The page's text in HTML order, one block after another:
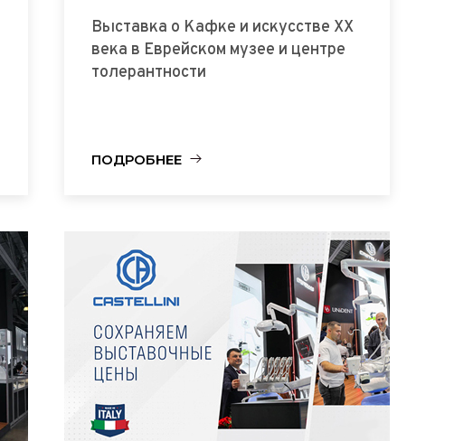
Выставка о Кафке и искусстве XX
века в Еврейском музее и центре
толерантности
ПОДРОБНЕЕ